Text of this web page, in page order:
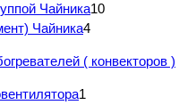
Чайника10
Чайника4
( конвекторов )
1